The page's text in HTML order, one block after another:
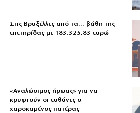
Στις Βρυξέλλες από τα… βάθη της
επετηρίδας με 183.325,83 ευρώ
«Aναλώσιμος ήρωας» για να
κρυφτούν οι ευθύνες ο
χαροκαμένος πατέρας